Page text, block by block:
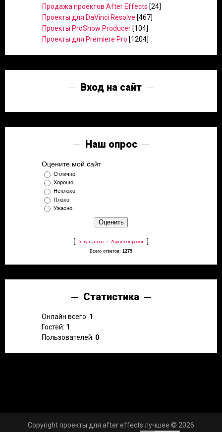
Продажа проектов After Effects [24]
Проекты для DaVinci Resolve [467]
Проекты ProShow Producer [104]
Проекты для Premiere Pro [1204]
Вход на сайт
Наш опрос
Оцените мой сайт
Отлично
Хорошо
Неплохо
Плохо
Ужасно
[ Результаты · Архив опросов ]
Всего ответов: 1279
Статистика
Онлайн всего: 1
Гостей: 1
Пользователей: 0
Copyright проекты для after effects лучшее © 2026